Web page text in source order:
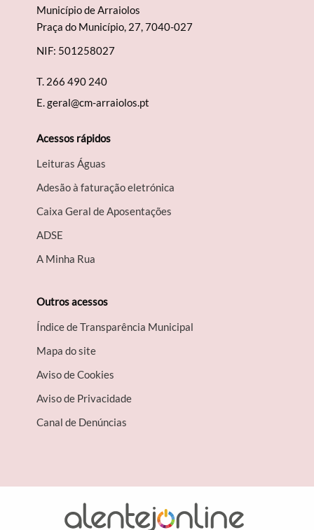
Município de Arraiolos
Praça do Município, 27, 7040-027
NIF: 501258027
T. 266 490 240
E.geral@cm-arraiolos.pt
Acessos rápidos
Leituras Águas
Adesão à faturação eletrónica
Caixa Geral de Aposentações
A​DSE
A Minha Rua
Outros acessos
Índice de Transparência Municipal
Mapa do site
Aviso de Cookies
Aviso de Privacidade
Canal de Denúncias